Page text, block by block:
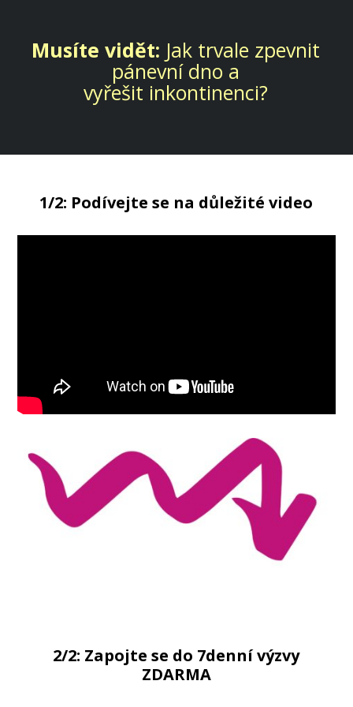
Musíte vidět: Jak trvale zpevnit
pánevní dno a
vyřešit inkontinenci?
1/2: Podívejte se na důležité video
2/2: Zapojte se do 7denní výzvy
ZDARMA